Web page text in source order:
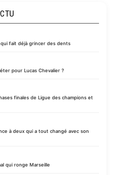
qui fait déjà grincer des dents
pour Lucas Chevalier ?
finales de Ligue des champions et
à deux qui a tout changé avec son
qui ronge Marseille